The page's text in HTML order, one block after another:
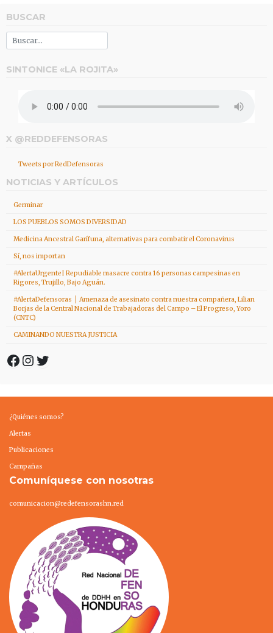
BUSCAR
SINTONICE «LA ROJITA»
X @REDDEFENSORAS
Tweets por RedDefensoras
NOTICIAS Y ARTÍCULOS
Germinar
LOS PUEBLOS SOMOS DIVERSIDAD
Medicina Ancestral Garífuna, alternativas para combatir el Coronavirus
Sí, nos importan
#AlertaUrgente| Repudiable masacre contra 16 personas campesinas en
Rigores, Trujillo, Bajo Aguán.
#AlertaDefensoras │ Amenaza de asesinato contra nuestra compañera, Lilian
Borjas de la Central Nacional de Trabajadoras del Campo – El Progreso, Yoro
(CNTC)
CAMINANDO NUESTRA JUSTICIA
Facebook
Instagram
Twitter
¿Quiénes somos?
Alertas
Publicaciones
Campañas
Comuníquese con nosotras
comunicacion@redefensorashn.red